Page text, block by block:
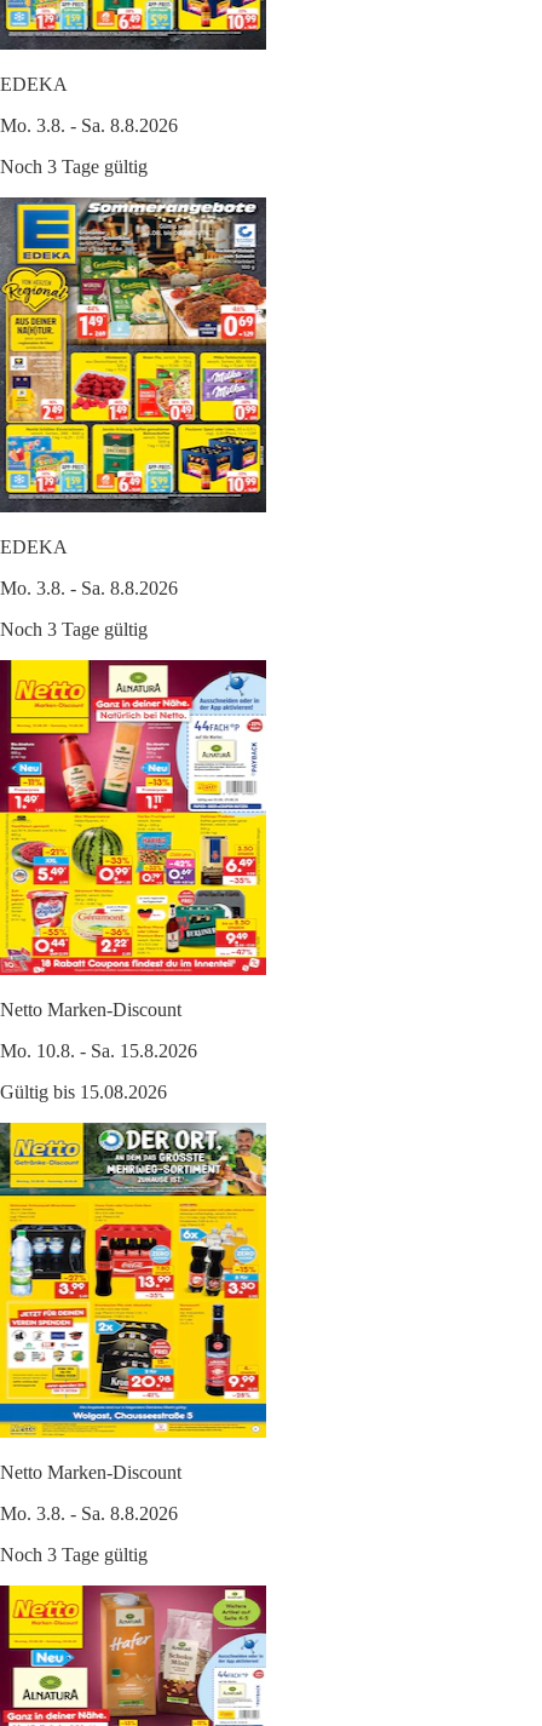
EDEKA
Mo. 3.8. - Sa. 8.8.2026
Noch 3 Tage gültig
EDEKA
Mo. 3.8. - Sa. 8.8.2026
Noch 3 Tage gültig
Netto Marken-Discount
Mo. 10.8. - Sa. 15.8.2026
Gültig bis 15.08.2026
Netto Marken-Discount
Mo. 3.8. - Sa. 8.8.2026
Noch 3 Tage gültig